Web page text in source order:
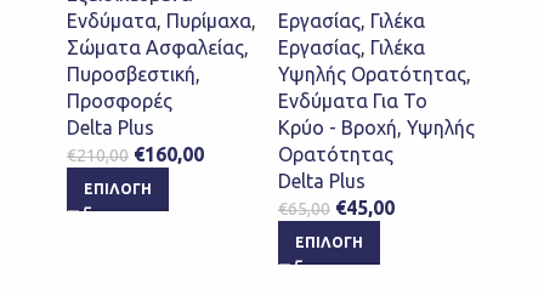
Ενδύματα, Πυρίμαχα,
Σώματα Ασφαλείας,
Πυροσβεστική,
Προσφορές
Delta Plus
€210,00 €160,00
ΕΠΙΛΟΓΉ
Εργασίας, Γιλέκα
Εργασίας, Γιλέκα
Υψηλής Ορατότητας,
Ενδύματα Για Το
Κρύο - Βροχή, Υψηλής
Ορατότητας
Delta Plus
€65,00 €45,00
ΕΠΙΛΟΓΉ